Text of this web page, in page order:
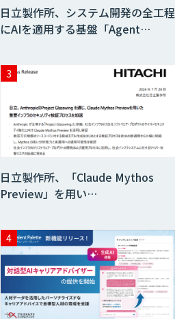
日立製作所、システム開発の全工程
にAIを適用する基盤「Agent…
日立製作所、「Claude Mythos
Preview」を用い…